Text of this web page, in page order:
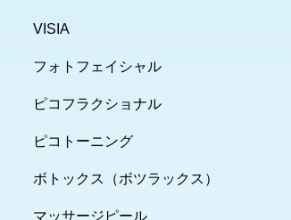
VISIA
フォトフェイシャル
ピコフラクショナル
ピコトーニング
ボトックス（ボツラックス）
マッサージピール